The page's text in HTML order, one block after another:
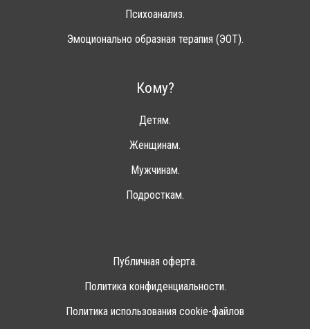
Психоанализ.
Эмоционально образная терапия (ЭОТ).
Кому?
Детям.
Женщинам.
Мужчинам.
Подросткам.
Публичная оферта.
Политика конфиденциальности.
Политика использования cookie-файлов